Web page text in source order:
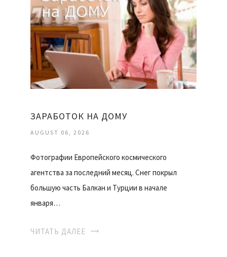
ЗАРАБОТОК НА ДОМУ
AUGUST 06, 2026
Фотографии Европейского космического
агентства за последний месяц. Снег покрыл
большую часть Балкан и Турции в начале
января…
ЧИТАТЬ ДАЛЕЕ